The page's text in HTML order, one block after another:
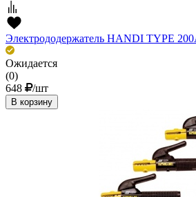
Электрододержатель HANDI TYPE
Ожидается
(0)
648
/шт
В корзину